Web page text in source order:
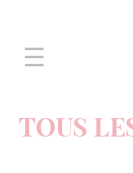
menu
TOUS